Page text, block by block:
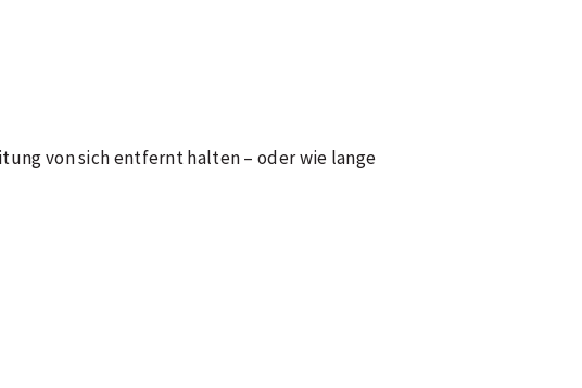
von sich entfernt halten – oder wie lange